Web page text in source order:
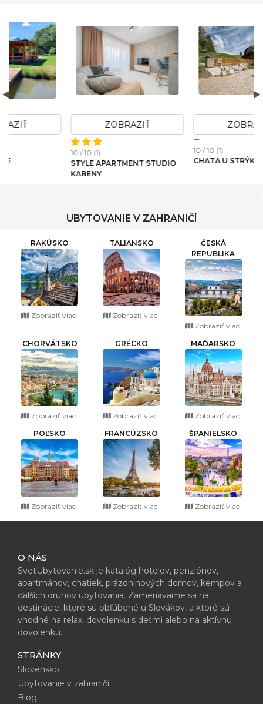
STYLE APARTMENT STUDIO
CHATA U STRÝKA JOŽA
UBYTOVANIE V ZAHRANIČÍ
RAKÚSKO
Zobraziť viac
TALIANSKO
Zobraziť viac
ČESKÁ
REPUBLIKA
Zobraziť viac
CHORVÁTSKO
Zobraziť viac
GRÉCKO
Zobraziť viac
MAĎARSKO
Zobraziť viac
POĽSKO
Zobraziť viac
FRANCÚZSKO
Zobraziť viac
ŠPANIELSKO
Zobraziť viac
O NÁS
SvetUbytovanie.sk je katalóg hotelov, penziónov,
apartmánov, chatiek, prázdninových domov, kempov a
ďalších druhov ubytovania. Zameriavame sa na
destinácie, ktoré sú obľúbené u Slovákov, a ktoré sú
vhodné na relax, dovolenku s deťmi alebo na aktívnu
dovolenku.
STRÁNKY
Slovensko
Ubytovanie v zahraničí
Blog